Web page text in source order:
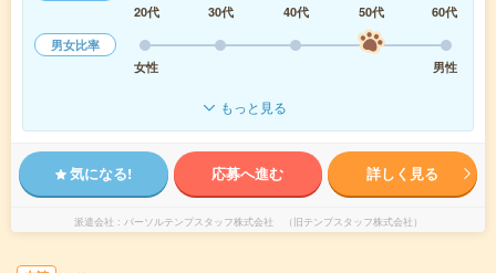
20代
30代 40代 50代
60代
男女比率
女性
男性
もっと見る
気になる! 応募へ進む 詳しく見る
派遣会社 パーソルテンプスタッフ株式会社 （旧テンプスタッフ株式会社）